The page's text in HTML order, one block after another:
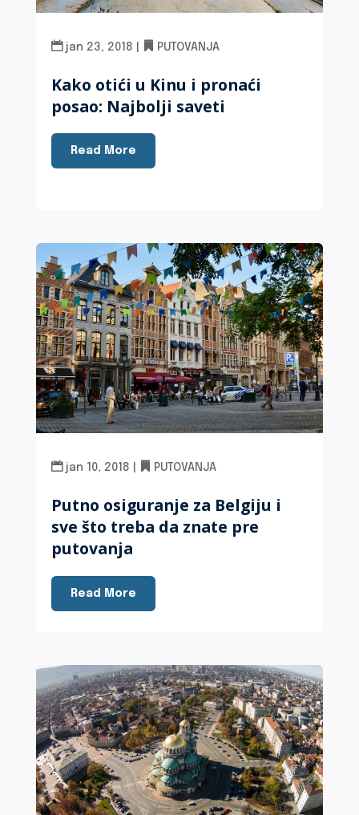
Kako otići u Kinu i pronaći
posao: Najbolji saveti
jan 23, 2018 PUTOVANJA
Read More
Putno osiguranje za Belgiju i
sve što treba da znate pre
putovanja
jan 10, 2018 PUTOVANJA
Read More